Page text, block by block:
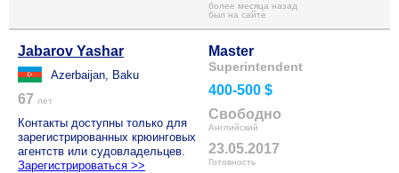
более месяца назад
был на сайте
Jabarov Yashar
Azerbaijan, Baku
67 лет
Контакты доступны только для
зарегистрированных крюинговых
агентств или судовладельцев.
Зарегистрироваться >>
Master
Superintendent
400-500 $
Свободно
Английский
23.05.2017
Готовность